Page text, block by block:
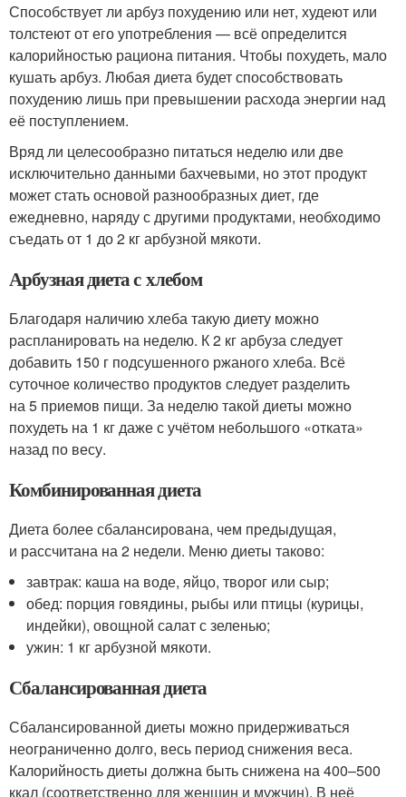
Способствует ли арбуз похудению или нет, худеют или
толстеют от его употребления — всё определится
калорийностью рациона питания. Чтобы похудеть, мало
кушать арбуз. Любая диета будет способствовать
похудению лишь при превышении расхода энергии над
её поступлением.
Вряд ли целесообразно питаться неделю или две
исключительно данными бахчевыми, но этот продукт
может стать основой разнообразных диет, где
ежедневно, наряду с другими продуктами, необходимо
съедать от 1 до 2 кг арбузной мякоти.
Арбузная диета с хлебом
Благодаря наличию хлеба такую диету можно
распланировать на неделю. К 2 кг арбуза следует
добавить 150 г подсушенного ржаного хлеба. Всё
суточное количество продуктов следует разделить
на 5 приемов пищи. За неделю такой диеты можно
похудеть на 1 кг даже с учётом небольшого «отката»
назад по весу.
Комбинированная диета
Диета более сбалансирована, чем предыдущая,
и рассчитана на 2 недели. Меню диеты таково:
завтрак: каша на воде, яйцо, творог или сыр;
обед: порция говядины, рыбы или птицы (курицы,
индейки), овощной салат с зеленью;
ужин: 1 кг арбузной мякоти.
Сбалансированная диета
Сбалансированной диеты можно придерживаться
неограниченно долго, весь период снижения веса.
Калорийность диеты должна быть снижена на 400–500
ккал (соответственно для женщин и мужчин). В неё